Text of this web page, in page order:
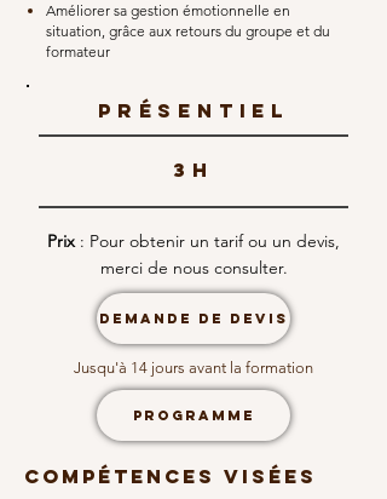
Améliorer sa gestion émotionnelle en
situation, grâce aux retours du groupe et du
formateur
PRésentiel
3H
Prix: Pour obtenir un tarif ou un devis,
merci de nous consulter.
DEMANDE DE DEVIS
Jusqu'à 14 jours avant la formation
PROGRAMME
compétences visées